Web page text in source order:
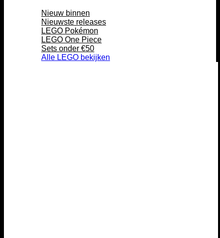
Nieuw binnen
Nieuwste releases
LEGO Pokémon
LEGO One Piece
Sets onder €50
Alle LEGO bekijken